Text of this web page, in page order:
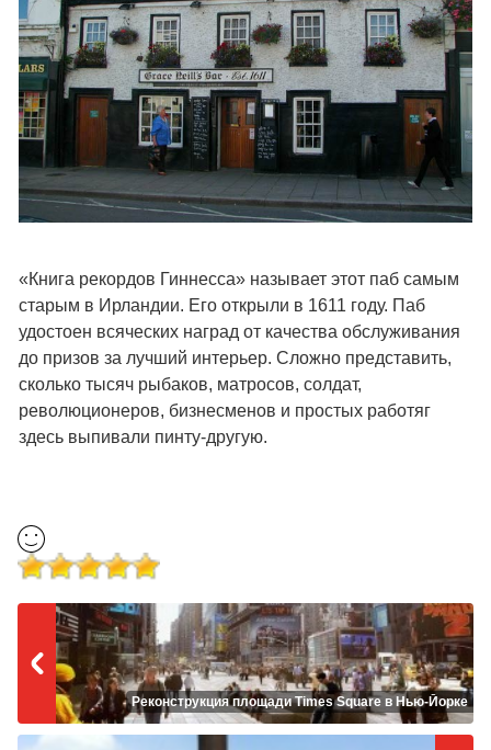
«Книга рекордов Гиннесса» называет этот паб самым
старым в Ирландии. Его открыли в 1611 году. Паб
удостоен всяческих наград от качества обслуживания
до призов за лучший интерьер. Сложно представить,
сколько тысяч рыбаков, матросов, солдат,
революционеров, бизнесменов и простых работяг
здесь выпивали пинту-другую.
Реконструкция площади Times Square в Нью-Йорке